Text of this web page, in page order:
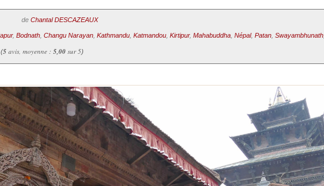
de Chantal DESCAZEAUX
, Bodnath, Changu Narayan, Kathmandu, Katmandou, Kirtipur, Mahabuddha, Népal, Patan, Swayambhunath,
5avis, moyenne : 5,00sur 5)